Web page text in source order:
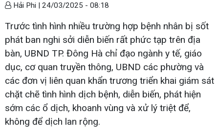
Hải Phi | 24/03/2025 - 08:18
Trước tình hình nhiều trường hợp bệnh nhân bị sốt
phát ban nghi sởi diễn biến rất phức tạp trên địa
bàn, UBND TP. Đông Hà chỉ đạo ngành y tế, giáo
dục, cơ quan truyền thông, UBND các phường và
các đơn vị liên quan khẩn trương triển khai giám sát
chặt chẽ tình hình dịch bệnh, diễn biến, phát hiện
sớm các ổ dịch, khoanh vùng và xử lý triệt để,
không để dịch lan rộng.